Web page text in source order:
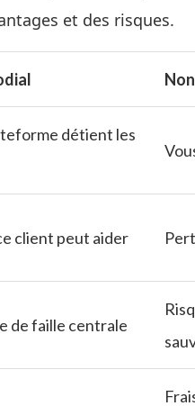
et des risques.
détient les
client peut aider
de faille centrale